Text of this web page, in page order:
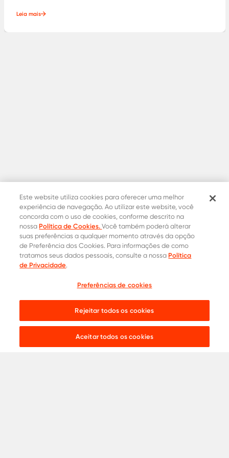
Leia mais
Contatos Oficiais
0800 015 1221
Onde comprar Live chat:
Este website utiliza cookies para oferecer uma melhor
experiência de navegação. Ao utilizar este website, você
concorda com o uso de cookies, conforme descrito na
nossa Política de Cookies.Você também poderá alterar
suas preferências a qualquer momento através da opção
de Preferência dos Cookies. Para informações de como
tratamos seus dados pessoais, consulte a nossa Política
de Privacidade.
Preferências de cookies
Rejeitar todos os cookies
Aceitar todos os cookies